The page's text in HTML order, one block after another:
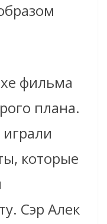
фильма
плана.
которые
Сэр Алек